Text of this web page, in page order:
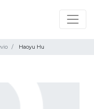
Haoyu Hu